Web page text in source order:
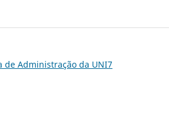
de Administração da UNI7